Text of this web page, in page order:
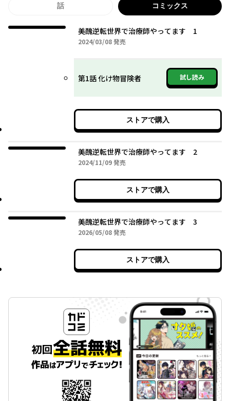
話 コミックス
美醜逆転世界で治療師やってます 1
2024/03/082024年03月08日
発売
第1話 化け物冒険者 試し読み
ストアで購入
美醜逆転世界で治療師やってます 2
2024/11/092024年11月09日
発売
ストアで購入
美醜逆転世界で治療師やってます 3
2026/05/082026年05月08日
発売
ストアで購入